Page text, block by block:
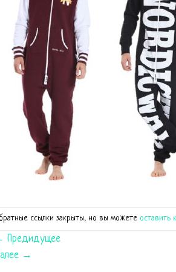
ссылки закрыты, но вы можете оставить
Предидущее
→